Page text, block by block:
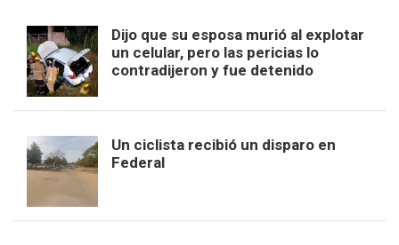
Dijo que su esposa murió al explotar
un celular, pero las pericias lo
contradijeron y fue detenido
Un ciclista recibió un disparo en
Federal